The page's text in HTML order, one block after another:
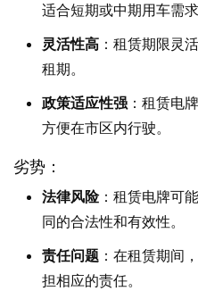
适合短期或中期用车需求
灵活性高 ：租赁期限灵
租期。
政策适应性强 ：租赁电
方便在市区内行驶。​
劣势：
法律风险：租赁电牌可
同的合法性和有效性。
责任问题 ：在租赁期间
担相应的责任。​